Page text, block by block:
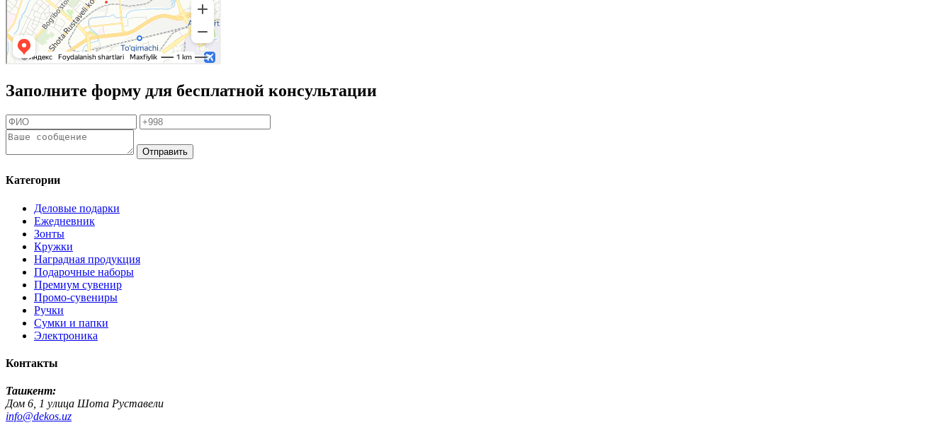
Заполните форму для бесплатной консультации
Отправить
Категории
Деловые подарки
Ежедневник
Зонты
Кружки
Наградная продукция
Подарочные наборы
Премиум сувенир
Промо-сувениры
Ручки
Сумки и папки
Электроника
Контакты
Ташкент:
Дом 6, 1 улица Шота Руставели
info@dekos.uz